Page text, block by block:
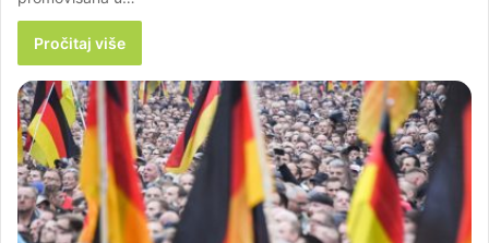
Pročitaj više